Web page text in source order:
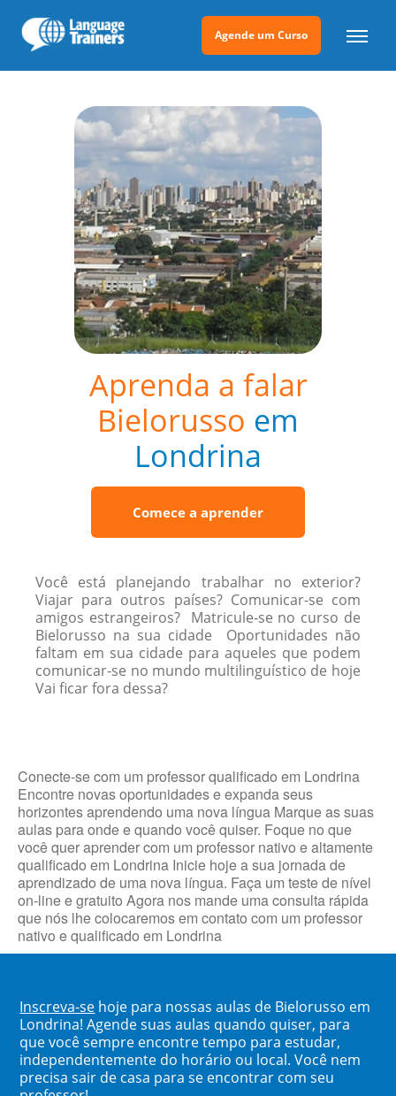
Agende um Curso
Aprenda a falar
Bielorusso em
Londrina
Comece a aprender
Você está planejando trabalhar no exterior?
Viajar para outros países? Comunicar-se com
amigos estrangeiros? Matricule-se no curso de
Bielorusso na sua cidade Oportunidades não
faltam em sua cidade para aqueles que podem
comunicar-se no mundo multilinguístico de hoje
Vai ficar fora dessa?
Conecte-se com um professor qualificado em Londrina
Encontre novas oportunidades e expanda seus
horizontes aprendendo uma nova língua Marque as suas
aulas para onde e quando você quiser. Foque no que
você quer aprender com um professor nativo e altamente
qualificado em Londrina Inicie hoje a sua jornada de
aprendizado de uma nova língua. Faça um teste de nível
on-line e gratuito Agora nos mande uma consulta rápida
que nós lhe colocaremos em contato com um professor
nativo e qualificado em Londrina
Inscreva-se hoje para nossas aulas de Bielorusso em
Londrina! Agende suas aulas quando quiser, para
que você sempre encontre tempo para estudar,
independentemente do horário ou local. Você nem
precisa sair de casa para se encontrar com seu